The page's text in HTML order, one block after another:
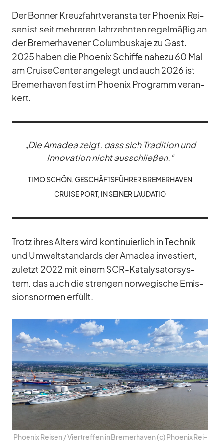
Der Bon­ner Kreuz­fahrt­ver­an­stal­ter Phoe­nix Rei­
sen ist seit meh­re­ren Jahr­zehn­ten re­gel­mä­ßig an
der Bre­mer­ha­ve­ner Co­lum­bus­kaje zu Gast.
2025 ha­ben die Phoe­nix Schiffe na­hezu 60 Mal
am Crui­se­Cen­ter an­ge­legt und auch 2026 ist
Bre­mer­ha­ven fest im Phoe­nix Pro­gramm ver­an­
kert.
„Die Ama­dea zeigt, dass sich Tra­di­tion und
In­no­va­tion nicht aus­schlie­ßen.“
TIMO SCHÖN, GE­SCHÄFTS­FÜH­RER BRE­MER­HA­VEN
CRUISE PORT, IN SEI­NER LAU­DA­TIO
Trotz ih­res Al­ters wird kon­ti­nu­ier­lich in Tech­nik
und Um­welt­stan­dards der Ama­dea in­ves­tiert,
zu­letzt 2022 mit ei­nem SCR-Ka­ta­ly­sa­tor­sys­
tem, das auch die stren­gen nor­we­gi­sche Emis­
si­ons­nor­men er­füllt.
Phoe­nix Rei­sen /​ Vier­tref­fen in Bre­mer­ha­ven (c) Phoe­nix Rei­